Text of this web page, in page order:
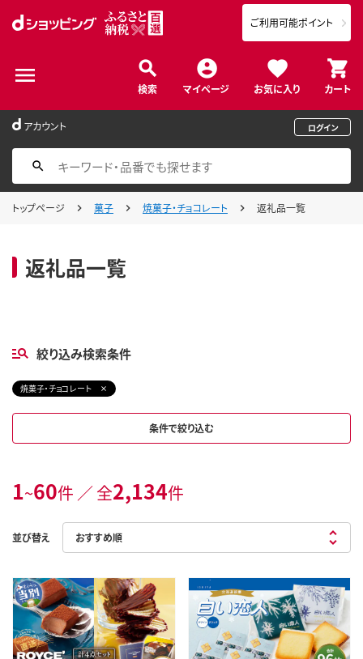
検索 マイページ お気に入り カート
ご利用可能ポイント
アカウント ログイン
トップページ 菓子 焼菓子・チョコレート 返礼品一覧
返礼品一覧
絞り込み検索条件
焼菓子・チョコレート
条件で絞り込む
1~60件 ／ 全2,134件
並び替え